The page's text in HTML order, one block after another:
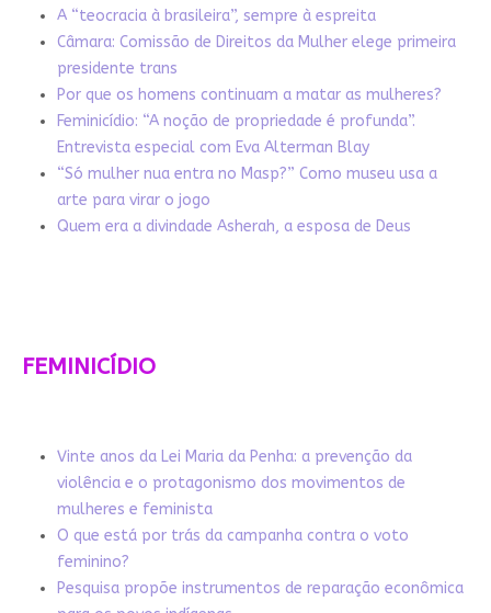
A “teocracia à brasileira”, sempre à espreita
Câmara: Comissão de Direitos da Mulher elege primeira
presidente trans
Por que os homens continuam a matar as mulheres?
Feminicídio: “A noção de propriedade é profunda”.
Entrevista especial com Eva Alterman Blay
“Só mulher nua entra no Masp?” Como museu usa a
arte para virar o jogo
Quem era a divindade Asherah, a esposa de Deus
FEMINICÍDIO
Vinte anos da Lei Maria da Penha: a prevenção da
violência e o protagonismo dos movimentos de
mulheres e feminista
O que está por trás da campanha contra o voto
feminino?
Pesquisa propõe instrumentos de reparação econômica